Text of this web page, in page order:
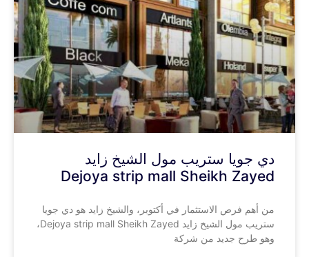
دي جويا ستريب مول الشيخ زايد
Dejoya strip mall Sheikh Zayed
من أهم فرص الاستثمار في أكتوبر، والشيخ زايد هو دي جويا
ستريب مول الشيخ زايد Dejoya strip mall Sheikh Zayed،
وهو طرح جديد من شركة